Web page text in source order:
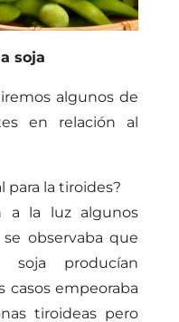
soja
algunos de
en relación al
para la tiroides?
a la luz algunos
observaba que
producían
empeoraba
tiroideas pero